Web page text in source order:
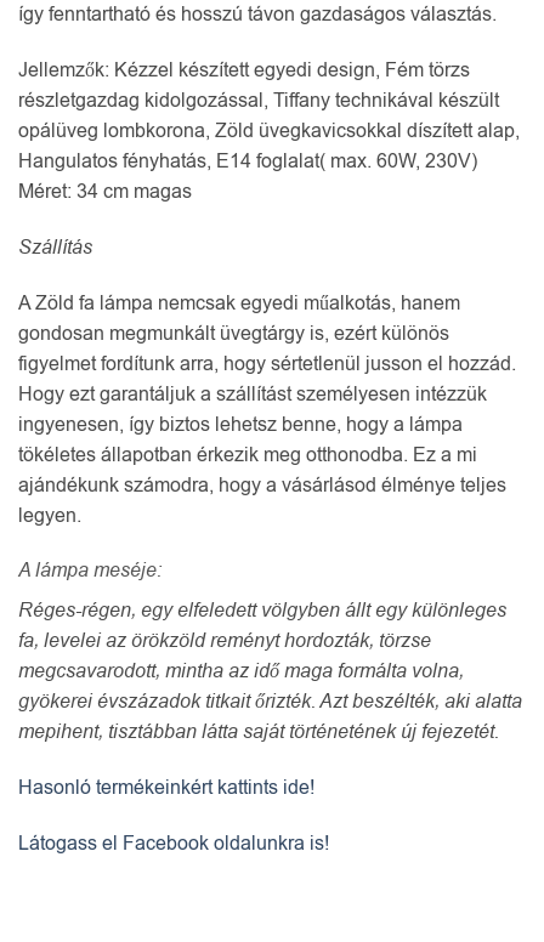
így fenntartható és hosszú távon gazdaságos választás.
Jellemzők: Kézzel készített egyedi design, Fém törzs
részletgazdag kidolgozással, Tiffany technikával készült
opálüveg lombkorona, Zöld üvegkavicsokkal díszített alap,
Hangulatos fényhatás, E14 foglalat( max. 60W, 230V)
Méret: 34 cm magas
Szállítás
A Zöld fa lámpa nemcsak egyedi műalkotás, hanem
gondosan megmunkált üvegtárgy is, ezért különös
figyelmet fordítunk arra, hogy sértetlenül jusson el hozzád.
Hogy ezt garantáljuk a szállítást személyesen intézzük
ingyenesen, így biztos lehetsz benne, hogy a lámpa
tökéletes állapotban érkezik meg otthonodba. Ez a mi
ajándékunk számodra, hogy a vásárlásod élménye teljes
legyen.
A lámpa meséje:
Réges-régen, egy elfeledett völgyben állt egy különleges
fa, levelei az örökzöld reményt hordozták, törzse
megcsavarodott, mintha az idő maga formálta volna,
gyökerei évszázadok titkait őrizték. Azt beszélték, aki alatta
mepihent, tisztábban látta saját történetének új fejezetét.
Hasonló termékeinkért kattints ide!
Látogass el Facebook oldalunkra is!